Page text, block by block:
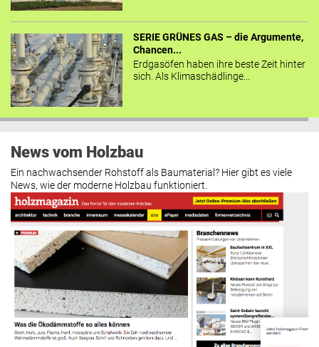
SERIE GRÜNES GAS – die Argumente,
Chancen...
Erdgasöfen haben ihre beste Zeit hinter
sich. Als Klimaschädlinge...
News vom Holzbau
Ein nachwachsender Rohstoff als Baumaterial? Hier gibt es viele
News, wie der moderne Holzbau funktioniert.